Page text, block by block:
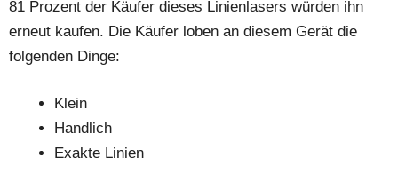
81 Prozent der Käufer dieses Linienlasers würden ihn
erneut kaufen. Die Käufer loben an diesem Gerät die
folgenden Dinge:
Klein
Handlich
Exakte Linien